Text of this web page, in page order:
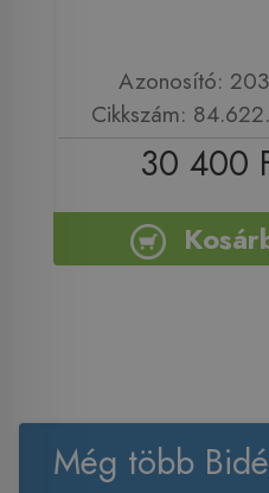
Azonosító:
Cikkszám:
30 400
Még több